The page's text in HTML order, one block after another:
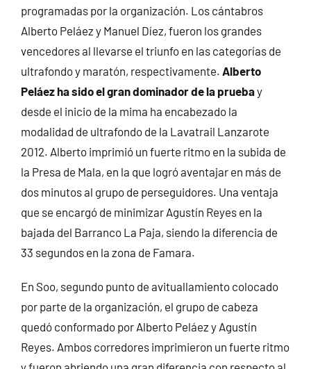
programadas por la organización. Los cántabros
Alberto Peláez y Manuel Díez, fueron los grandes
vencedores al llevarse el triunfo en las categorías de
ultrafondo y maratón, respectivamente. Alberto
Peláez ha sido el gran dominador de la pruebay
desde el inicio de la mima ha encabezado la
modalidad de ultrafondo de la Lavatrail Lanzarote
2012. Alberto imprimió un fuerte ritmo en la subida de
la Presa de Mala, en la que logró aventajar en más de
dos minutos al grupo de perseguidores. Una ventaja
que se encargó de minimizar Agustín Reyes en la
bajada del Barranco La Paja, siendo la diferencia de
33 segundos en la zona de Famara.
En Soo, segundo punto de avituallamiento colocado
por parte de la organización, el grupo de cabeza
quedó conformado por Alberto Peláez y Agustín
Reyes. Ambos corredores imprimieron un fuerte ritmo